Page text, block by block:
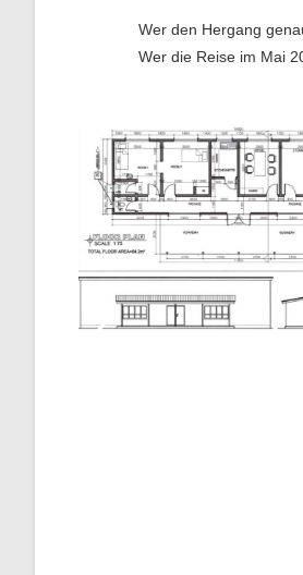
Wer den Hergang
Wer die Reise im Mai